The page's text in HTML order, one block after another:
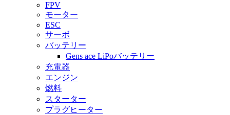
FPV
モーター
ESC
サーボ
バッテリー
Gens ace LiPoバッテリー
充電器
エンジン
燃料
スターター
プラグヒーター